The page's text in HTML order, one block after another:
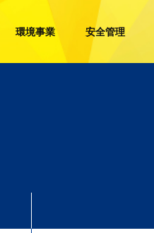
環境事業 安全管理